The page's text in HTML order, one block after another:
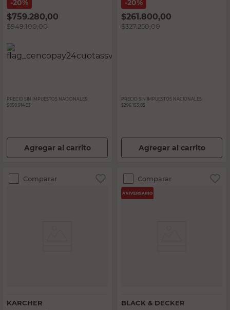
20%
$759.280,00
$949.100,00
PRECIO SIN IMPUESTOS NACIONALES:
$858.914,03
Agregar al carrito
20%
$261.800,00
$327.250,00
PRECIO SIN IMPUESTOS NACIONALES:
$296.153,85
Agregar al carrito
Comparar
KARCHER
Comparar
BLACK & DECKER